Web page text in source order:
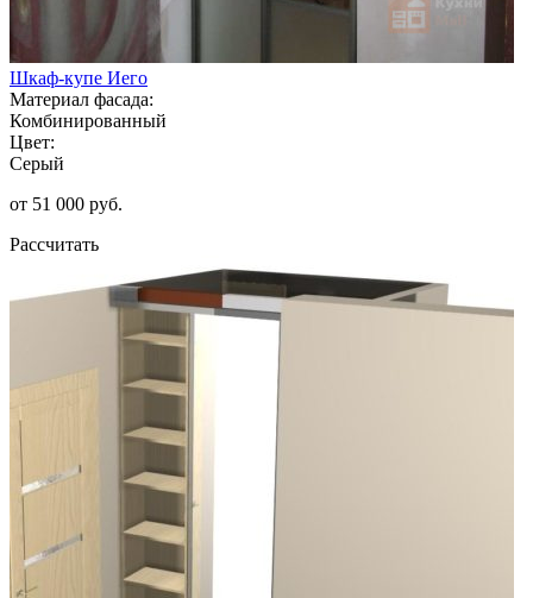
Шкаф-купе Иего
Материал фасада:
Комбинированный
Цвет:
Серый
от 51 000 руб.
Рассчитать